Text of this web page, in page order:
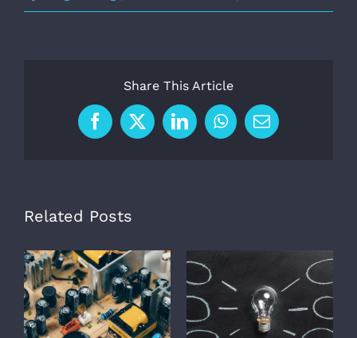
Share This Article
Facebook
X LinkedInWhatsApp
Email
Related Posts